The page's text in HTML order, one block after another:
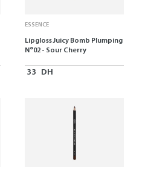
ESSENCE
Lipgloss Juicy Bomb Plumping
N°02 - Sour Cherry
33 DH